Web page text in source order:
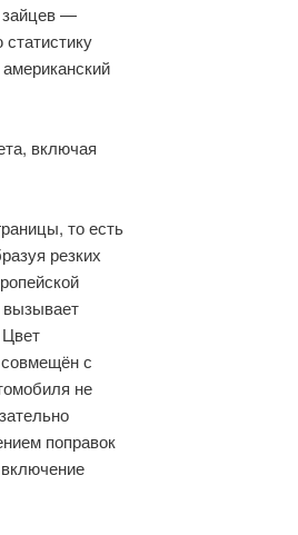
зайцев —
включая
то есть
резких
вызывает
Цвет
с
не
поправок